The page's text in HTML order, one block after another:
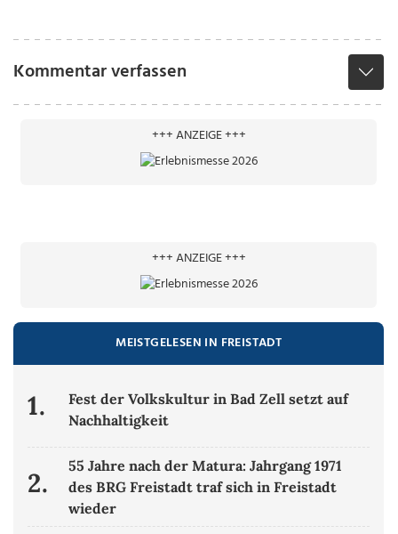
Kommentar verfassen
+++ ANZEIGE +++
+++ ANZEIGE +++
MEISTGELESEN IN FREISTADT
1.
Fest der Volkskultur in Bad Zell setzt auf
Nachhaltigkeit
2.
55 Jahre nach der Matura: Jahrgang 1971
des BRG Freistadt traf sich in Freistadt
wieder